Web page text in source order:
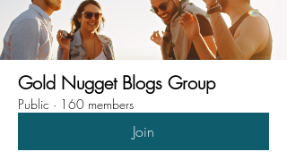
Gold Nugget Blogs Group
Public · 160 members
Join